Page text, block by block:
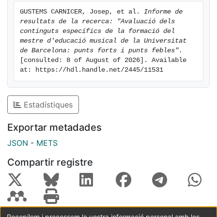
GUSTEMS CARNICER, Josep, et al. Informe de
resultats de la recerca: "Avaluació dels
continguts especí­fics de la formació del
mestre d'educació musical de la Universitat
de Barcelona: punts forts i punts febles".
[consulted: 8 of August of 2026]. Available
at: https://hdl.handle.net/2445/11531
Estadístiques
Exportar metadades
JSON - METS
Compartir registre